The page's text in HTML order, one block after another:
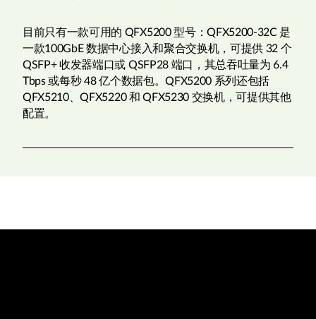
目前只有一款可用的 QFX5200 型号：QFX5200-32C 是
一款100GbE 数据中心接入和聚合交换机，可提供 32 个
QSFP+ 收发器端口或 QSFP28 端口，其总吞吐量为 6.4
Tbps 或每秒 48 亿个数据包。QFX5200 系列还包括
QFX5210、QFX5220 和 QFX5230 交换机，可提供其他
配置。